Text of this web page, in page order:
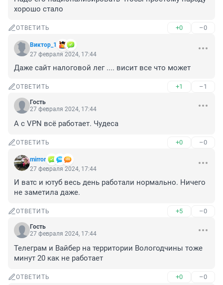
хорошо стало
ОТВЕТИТЬ +0 –0
Виктор_1
27 февраля 2024, 17:44
Даже сайт налоговой лег .... висит все что может
ОТВЕТИТЬ +1 –1
Гость
27 февраля 2024, 17:44
А с VPN всё работает. Чудеса
ОТВЕТИТЬ +0 –0
mirror
27 февраля 2024, 17:44
И ватс и ютуб весь день работали нормально. Ничего
не заметила даже.
ОТВЕТИТЬ +5 –0
Гость
27 февраля 2024, 17:44
Телеграм и Вайбер на территории Вологодчины тоже
минут 20 как не работает
ОТВЕТИТЬ +0 –0